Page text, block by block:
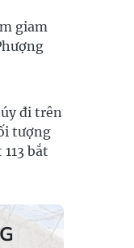
giam
đi trên
tượng
bắt